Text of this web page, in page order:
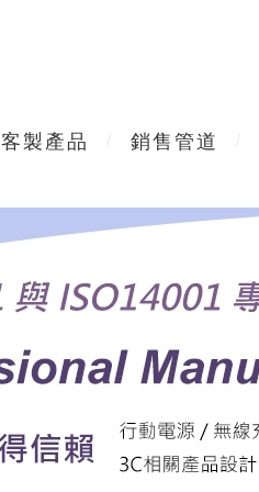
客製產品 銷售管道